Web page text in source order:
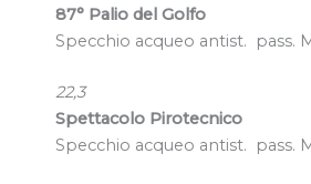
87° Palio del Golfo
Specchio acqueo antist. pass.
22,3
Spettacolo Pirotecnico
Specchio acqueo antist. pass.